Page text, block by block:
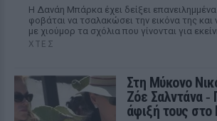
Η Δανάη Μπάρκα έχει δείξει
φοβάται να τσαλακώσει την εικόνα της και
με χιούμορ τα σχόλια που γίνονται για
ΧΤΕΣ
Στη Μύκονο
Ζόε Σαλντάνα
άφιξή τους στο